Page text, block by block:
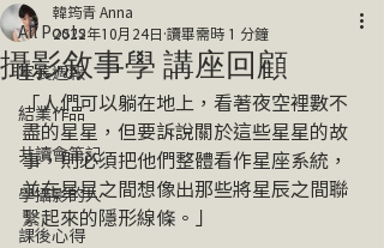
All Posts
室長週報
結業作品
共讀會筆記
學攝影的人
課後心得
攝影敘事學 講座回顧
韓筠青 Anna
2022年10月24日 讀畢需時 1 分鐘
「人們可以躺在地上，看著夜空裡數不
盡的星星，但要訴說關於這些星星的故
事，則必須把他們整體看作星座系統，
並在星星之間想像出那些將星辰之間聯
繫起來的隱形線條。」